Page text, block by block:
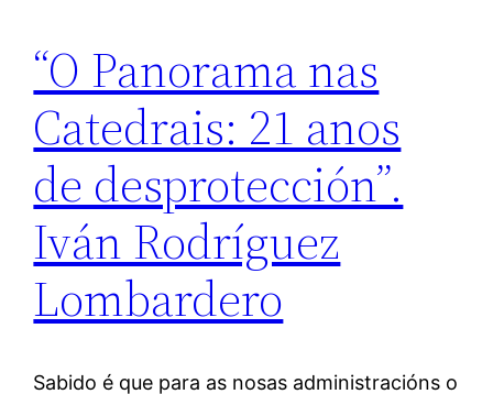
“O Panorama nas
Catedrais: 21 anos
de desprotección”.
Iván Rodríguez
Lombardero
Sabido é que para as nosas administracións o